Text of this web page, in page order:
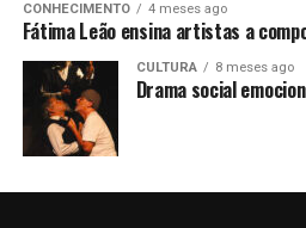
CONHECIMENTO 4 meses ago
Fátima Leão ensina artistas a
CULTURA 8 meses ago
Drama social